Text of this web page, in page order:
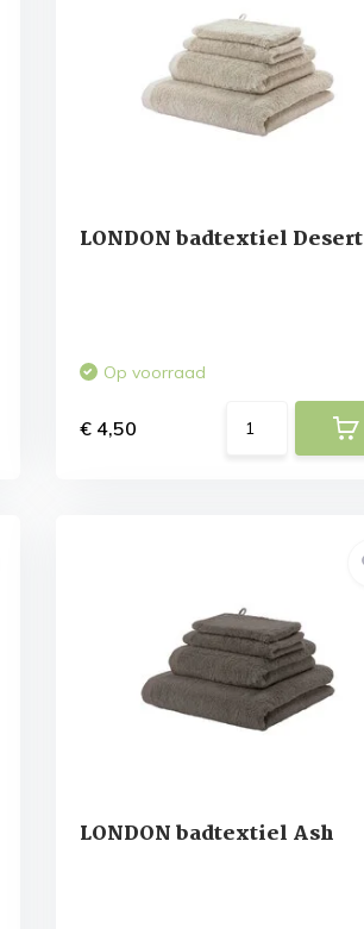
LONDON badtextiel Desert
Op voorraad
€ 4,50
LONDON badtextiel Ash